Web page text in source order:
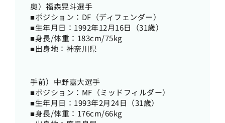
奥）福森晃斗選手
■ポジション：DF（ディフェンダー）
■生年月日：1992年12月16日（31歳）
■身長/体重：183cm/75kg
■出身地：神奈川県
手前）中野嘉大選手
■ポジション：MF（ミッドフィルダー）
■生年月日：1993年2月24日（31歳）
■身長/体重：176cm/66kg